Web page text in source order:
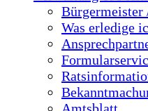
Bürgermeister
Was erledige